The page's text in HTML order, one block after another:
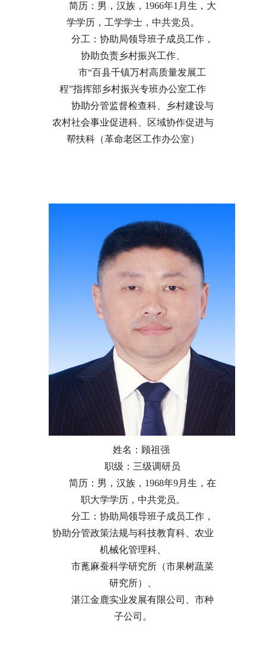
简历：男，汉族，1966年1月生，大
学学历，工学学士，中共党员。
分工：协助局领导班子成员工作，
协助负责乡村振兴工作、
市“百县千镇万村高质量发展工
程”指挥部乡村振兴专班办公室工作
协助分管监督检查科、
乡村建设与
农村社会事业促进科、区域协作促进与
帮扶科（革命老区工作办公室）
姓名：顾祖强
职级：三级调研员
简历：男，汉族，1968年9月生，在
职大学学历，中共党员。
分工：协助局领导班子成员工作，
协助分管政策法规与科技教育科、农业
机械化管理科、
市蓖麻蚕科学研究所（市果树蔬菜
研究所）、
湛江金鹿实业发展有限公司、市种
子公司。